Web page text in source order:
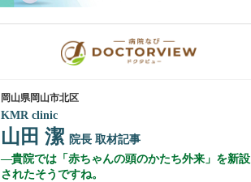
岡山県岡山市北区
KMR clinic
山田 潔 院長 取材記事
貴院では「赤ちゃんの頭のかたち外来」を新設
されたそうですね。